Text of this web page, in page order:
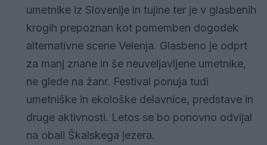
umetnike iz Slovenije in tujine ter je v glasbenih
krogih prepoznan kot pomemben dogodek
alternativne scene Velenja. Glasbeno je odprt
za manj znane in še neuveljavljene umetnike,
ne glede na žanr. Festival ponuja tudi
umetniške in ekološke delavnice, predstave in
druge aktivnosti. Letos se bo ponovno odvijal
na obali Škalskega jezera.